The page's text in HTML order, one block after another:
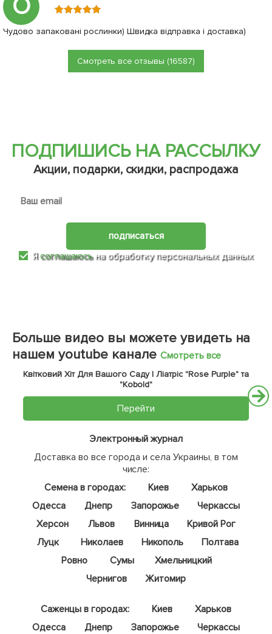
О
Чудово запаковані рослинки) Швидка відправка і доставка)
Смотреть все отзывы (16587)
ПОДПИШИСЬ НА РАССЫЛКУ
Акции, подарки, скидки, распродажа
подписаться
Ясоглашаюсьна обработку персональных данных
Больше видео вы можете увидеть на
нашем youtube канале Смотреть все
Квітковий Хіт Для Вашого Саду | Ліатріс "Rose Purple" та
"Kobold"
Перейти
Электронный журнал
Доставка во все города и села Украины, в том
числе:
Семена в городах:
Киев
Харьков
Одесса
Днепр Запорожье
Черкассы
Херсон
Львов Винница
Кривой Рог
Луцк
Николаев Никополь
Полтава
Ровно
Сумы
Хмельницкий
Чернигов
Житомир
Саженцы в городах: Киев
Харьков
Одесса
Днепр Запорожье
Черкассы